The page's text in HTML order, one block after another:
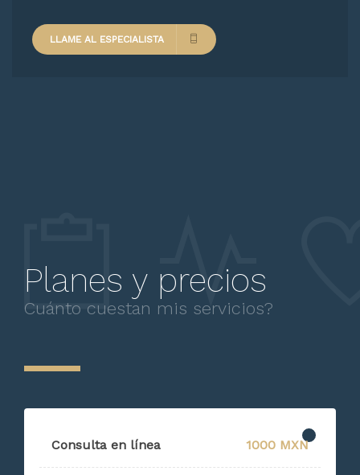
LLAME AL ESPECIALISTA
Planes y precios
Cuánto cuestan mis servicios?
Consulta en línea 1000 MXN